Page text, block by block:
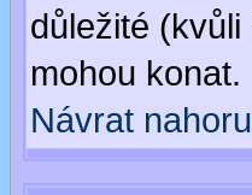
důležité
mohou konat.
Návrat nahoru